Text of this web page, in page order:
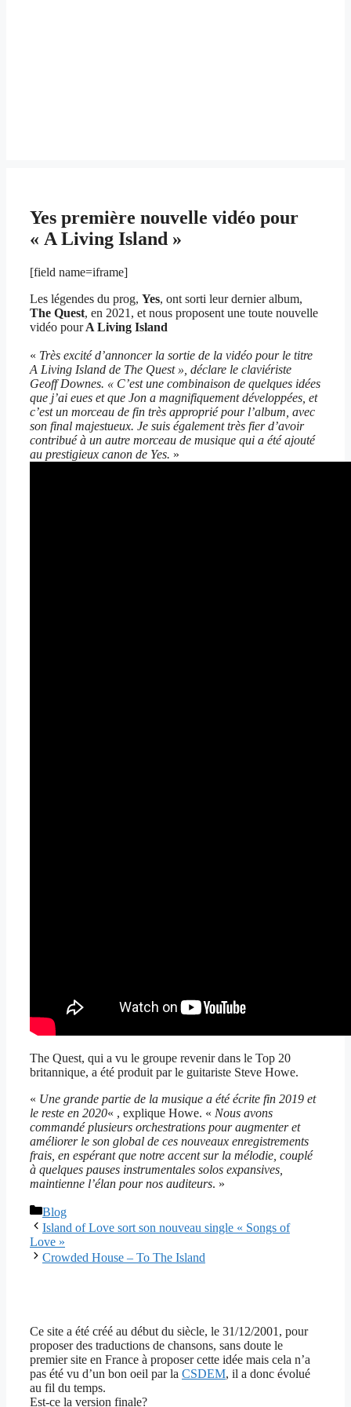
Yes première nouvelle vidéo pour
« A Living Island »
[field name=iframe]
Les légendes du prog, Yes, ont sorti leur dernier album,
The Quest, en 2021, et nous proposent une toute nouvelle
vidéo pourA Living Island
« Très excité d’annoncer la sortie de la vidéo pour le titre
A Living Island de The Quest », déclare le claviériste
Geoff Downes. « C’est une combinaison de quelques idées
que j’ai eues et que Jon a magnifiquement développées, et
c’est un morceau de fin très approprié pour l’album, avec
son final majestueux. Je suis également très fier d’avoir
contribué à un autre morceau de musique qui a été ajouté
au prestigieux canon de Yes. »
The Quest, qui a vu le groupe revenir dans le Top 20
britannique, a été produit par le guitariste Steve Howe.
« Une grande partie de la musique a été écrite fin 2019 et
le reste en 2020« , explique Howe. « Nous avons
commandé plusieurs orchestrations pour augmenter et
améliorer le son global de ces nouveaux enregistrements
frais, en espérant que notre accent sur la mélodie, couplé
à quelques pauses instrumentales solos expansives,
maintienne l’élan pour nos auditeurs. »
Catégories
Blog
Island of Love sort son nouveau single « Songs of
Love »
Crowded House – To The Island
Ce site a été créé au début du siècle, le 31/12/2001, pour
proposer des traductions de chansons, sans doute le
premier site en France à proposer cette idée mais cela n’a
pas été vu d’un bon oeil par la CSDEM, il a donc évolué
au fil du temps.
Est-ce la version finale?